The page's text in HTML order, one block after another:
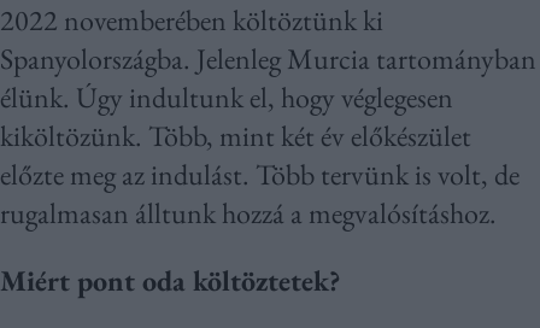
2022 novemberében költöztünk ki
Spanyolországba. Jelenleg Murcia tartományban
élünk. Úgy indultunk el, hogy véglegesen
kiköltözünk. Több, mint két év előkészület
előzte meg az indulást. Több tervünk is volt, de
rugalmasan álltunk hozzá a megvalósításhoz.
Miért pont oda költöztetek?